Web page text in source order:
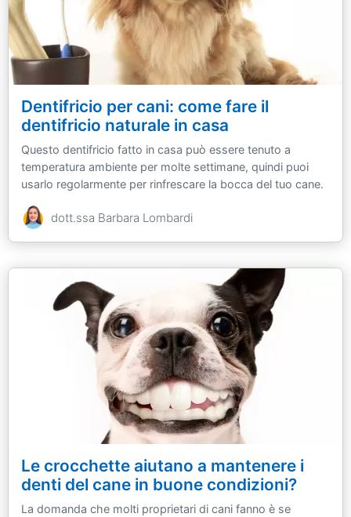
Dentifricio per cani: come fare il
dentifricio naturale in casa
Questo dentifricio fatto in casa può essere tenuto a
temperatura ambiente per molte settimane, quindi puoi
usarlo regolarmente per rinfrescare la bocca del tuo cane.
dott.ssa Barbara Lombardi
Le crocchette aiutano a mantenere i
denti del cane in buone condizioni?
La domanda che molti proprietari di cani fanno è se